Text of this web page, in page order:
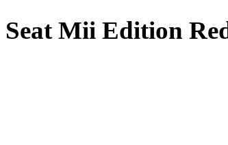
Seat Mii Edition